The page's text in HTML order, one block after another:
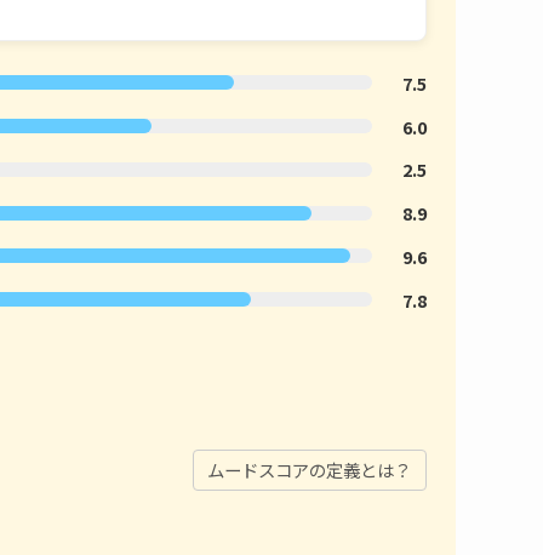
7.5
6.0
2.5
8.9
9.6
7.8
ムードスコアの定義とは？